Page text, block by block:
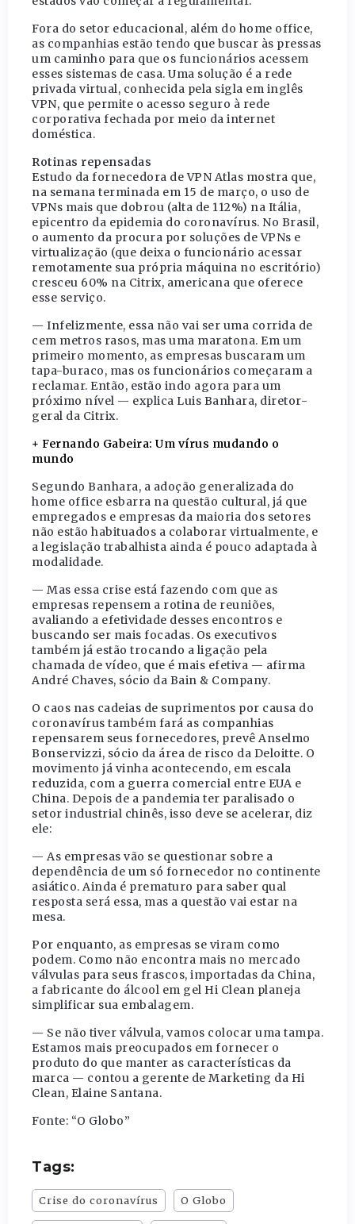
Fora do setor educacional, além do home office,
as companhias estão tendo que buscar às pressas
um caminho para que os funcionários acessem
esses sistemas de casa. Uma solução é a rede
privada virtual, conhecida pela sigla em inglês
VPN, que permite o acesso seguro à rede
corporativa fechada por meio da internet
doméstica.
Rotinas repensadas
Estudo da fornecedora de VPN Atlas mostra que,
na semana terminada em 15 de março, o uso de
VPNs mais que dobrou (alta de 112%) na Itália,
epicentro da epidemia do coronavírus. No Brasil,
o aumento da procura por soluções de VPNs e
virtualização (que deixa o funcionário acessar
remotamente sua própria máquina no escritório)
cresceu 60% na Citrix, americana que oferece
esse serviço.
— Infelizmente, essa não vai ser uma corrida de
cem metros rasos, mas uma maratona. Em um
primeiro momento, as empresas buscaram um
tapa-buraco, mas os funcionários começaram a
reclamar. Então, estão indo agora para um
próximo nível — explica Luis Banhara, diretor-
geral da Citrix.
+ Fernando Gabeira: Um vírus mudando o
mundo
Segundo Banhara, a adoção generalizada do
home office esbarra na questão cultural, já que
empregados e empresas da maioria dos setores
não estão habituados a colaborar virtualmente, e
a legislação trabalhista ainda é pouco adaptada à
modalidade.
— Mas essa crise está fazendo com que as
empresas repensem a rotina de reuniões,
avaliando a efetividade desses encontros e
buscando ser mais focadas. Os executivos
também já estão trocando a ligação pela
chamada de vídeo, que é mais efetiva — afirma
André Chaves, sócio da Bain & Company.
O caos nas cadeias de suprimentos por causa do
coronavírus também fará as companhias
repensarem seus fornecedores, prevê Anselmo
Bonservizzi, sócio da área de risco da Deloitte. O
movimento já vinha acontecendo, em escala
reduzida, com a guerra comercial entre EUA e
China. Depois de a pandemia ter paralisado o
setor industrial chinês, isso deve se acelerar, diz
ele:
— As empresas vão se questionar sobre a
dependência de um só fornecedor no continente
asiático. Ainda é prematuro para saber qual
resposta será essa, mas a questão vai estar na
mesa.
Por enquanto, as empresas se viram como
podem. Como não encontra mais no mercado
válvulas para seus frascos, importadas da China,
a fabricante do álcool em gel Hi Clean planeja
simplificar sua embalagem.
— Se não tiver válvula, vamos colocar uma tampa.
Estamos mais preocupados em fornecer o
produto do que manter as características da
marca — contou a gerente de Marketing da Hi
Clean, Elaine Santana.
Fonte: “O Globo”
Tags:
Crise do coronavírus O Globo